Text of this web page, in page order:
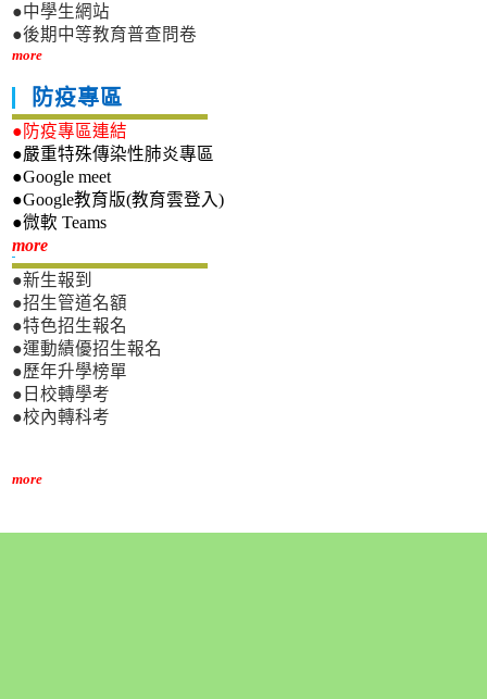
●中學生網站
●後期中等教育普查問卷
more
防疫專區
●防疫專區連結
●嚴重特殊傳染性肺炎專區
●Google meet
●Google教育版(教育雲登入)
●微軟 Teams
more新生專區
●新生報到
●招生管道名額
●特色招生報名
●運動績優招生報名
●歷年升學榜單
●日校轉學考
●校內轉科考
more